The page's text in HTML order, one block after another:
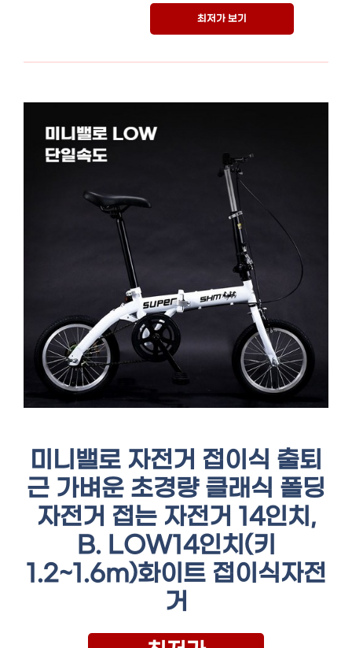
최저가 보기
미니밸로 자전거 접이식 출퇴
근 가벼운 초경량 클래식 폴딩
자전거 접는 자전거 14인치,
B. LOW14인치(키
1.2~1.6m)화이트 접이식자전
거